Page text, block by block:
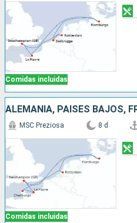
Comidas incluidas
Comidas incluidas
MSC Preziosa 8 d